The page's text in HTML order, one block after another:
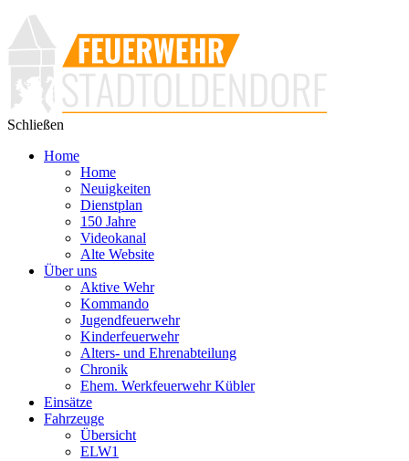
Schließen
Home
Home
Neuigkeiten
Dienstplan
150 Jahre
Videokanal
Alte Website
Über uns
Aktive Wehr
Kommando
Jugendfeuerwehr
Kinderfeuerwehr
Alters- und Ehrenabteilung
Chronik
Ehem. Werkfeuerwehr Kübler
Einsätze
Fahrzeuge
Übersicht
ELW1